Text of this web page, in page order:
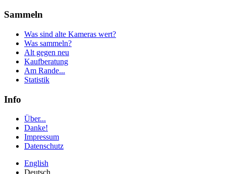
Sammeln
Was sind alte Kameras wert?
Was sammeln?
Alt gegen neu
Kaufberatung
Am Rande...
Statistik
Info
Über...
Danke!
Impressum
Datenschutz
English